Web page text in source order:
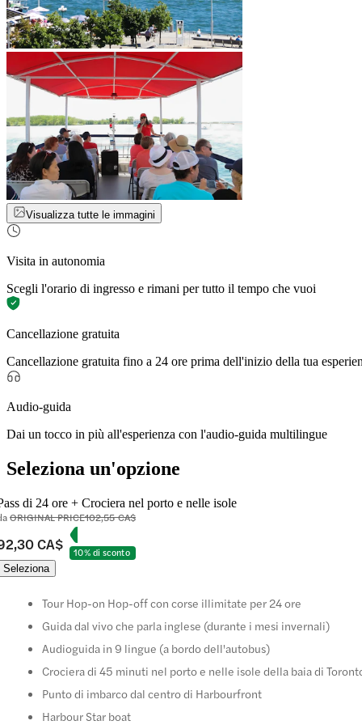
Visualizza tutte le immagini
Visita in autonomia
Scegli l'orario di ingresso e rimani per tutto il tempo che vuoi
Cancellazione gratuita
Cancellazione gratuita fino a 24 ore prima dell'inizio della tua
Audio-guida
Dai un tocco in più all'esperienza con l'audio-guida multilingue
Seleziona un'opzione
di 24 ore + Crociera nel porto e nelle isole
ORIGINAL PRICE102,55 CA$
CA$
10% di sconto
Seleziona
Tour Hop-on Hop-off con corse illimitate per 24 ore
Guida dal vivo che parla inglese (durante i mesi invernali)
Audioguida in 9 lingue (a bordo dell'autobus)
Crociera di 45 minuti nel porto e nelle isole della baia di
Punto di imbarco dal centro di Harbourfront
Harbour Star boat